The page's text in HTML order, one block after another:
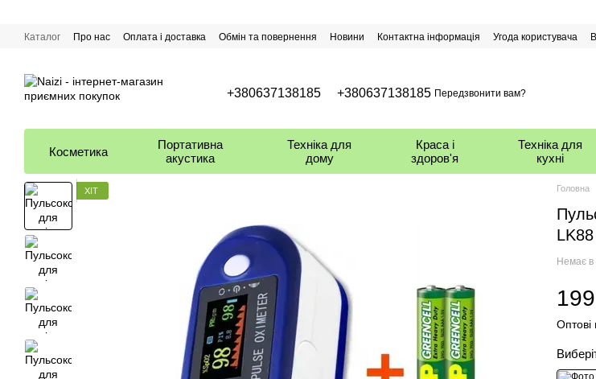
Каталог Про нас Оплата і доставка Обмін та повернення Новини Контактна інформація Угода користувача
+380637138185 +380637138185 Передзвонити вам?
Косметика
Портативна
акустика
Техніка для
дому
Краса і
здоров'я
Техніка для
кухні
ХІТ Головна
LK88
Немає в
Оптові